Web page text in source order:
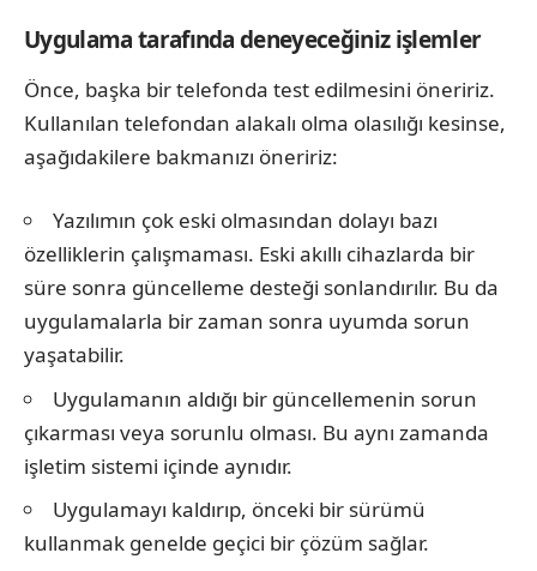
Uygulama tarafında deneyeceğiniz işlemler
Önce, başka bir telefonda test edilmesini öneririz.
Kullanılan telefondan alakalı olma olasılığı kesinse,
aşağıdakilere bakmanızı öneririz:
Yazılımın çok eski olmasından dolayı bazı
özelliklerin çalışmaması. Eski akıllı cihazlarda bir
süre sonra güncelleme desteği sonlandırılır. Bu da
uygulamalarla bir zaman sonra uyumda sorun
yaşatabilir.
Uygulamanın aldığı bir güncellemenin sorun
çıkarması veya sorunlu olması. Bu aynı zamanda
işletim sistemi içinde aynıdır.
Uygulamayı kaldırıp, önceki bir sürümü
kullanmak genelde geçici bir çözüm sağlar.